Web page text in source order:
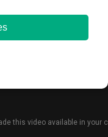
Soy” están
También pueden